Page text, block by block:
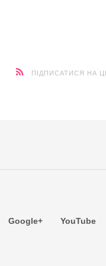
ПІДПИСАТИСЯ НА
Google+ YouTube